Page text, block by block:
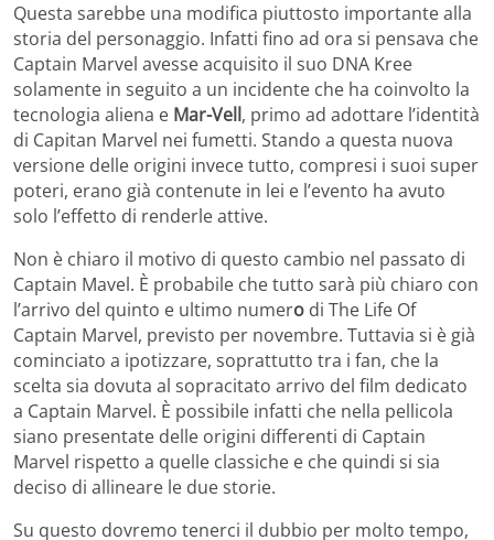
Questa sarebbe una modifica piuttosto importante alla
storia del personaggio. Infatti fino ad ora si pensava che
Captain Marvel avesse acquisito il suo DNA Kree
solamente in seguito a un incidente che ha coinvolto la
tecnologia aliena e Mar-Vell, primo ad adottare l’identità
di Capitan Marvel nei fumetti. Stando a questa nuova
versione delle origini invece tutto, compresi i suoi super
poteri, erano già contenute in lei e l’evento ha avuto
solo l’effetto di renderle attive.
Non è chiaro il motivo di questo cambio nel passato di
Captain Mavel. È probabile che tutto sarà più chiaro con
l’arrivo del quinto e ultimo numero di The Life Of
Captain Marvel, previsto per novembre. Tuttavia si è già
cominciato a ipotizzare, soprattutto tra i fan, che la
scelta sia dovuta al sopracitato arrivo del film dedicato
a Captain Marvel. È possibile infatti che nella pellicola
siano presentate delle origini differenti di Captain
Marvel rispetto a quelle classiche e che quindi si sia
deciso di allineare le due storie.
Su questo dovremo tenerci il dubbio per molto tempo,